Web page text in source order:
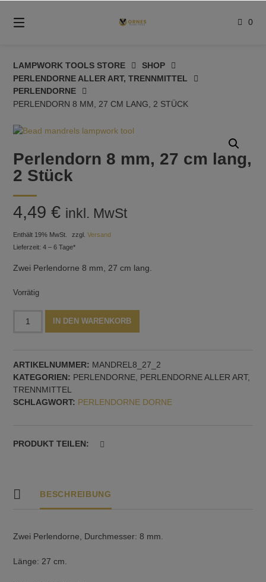
zum
Inhalt
0
LAMPWORK TOOLS STORE
SHOP
PERLENDORNE ALLER ART, TRENNMITTEL
PERLENDORNE
PERLENDORN 8 MM, 27 CM LANG, 2 STÜCK
Perlendorn 8 mm, 27 cm lang,
2 Stück
4,49€ inkl. MwSt
Enthält 19% MwSt. zzgl.Versand
Lieferzeit: 4 – 6 Tage*
Zwei Perlendorne 8 mm, 27 cm lang.
Vorrätig
cm
lang,
2
Stück
IN DEN WARENKORB
ARTIKELNUMMER: MANDREL8_27_2
KATEGORIEN: PERLENDORNE PERLENDORNE ALLER ART,
TRENNMITTEL
SCHLAGWORT: PERLENDORNE DORNE
PRODUKT TEILEN:
BESCHREIBUNG
Zwei Perlendorne, Durchmesser: 8 mm.
Länge: 27 cm.